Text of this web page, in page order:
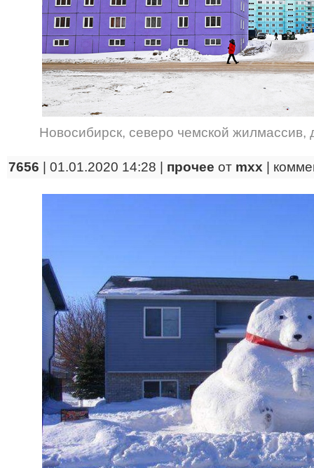
Новосибирск, северо чемской жилмассив,
7656 | 01.01.2020 14:28 | прочее от mxx